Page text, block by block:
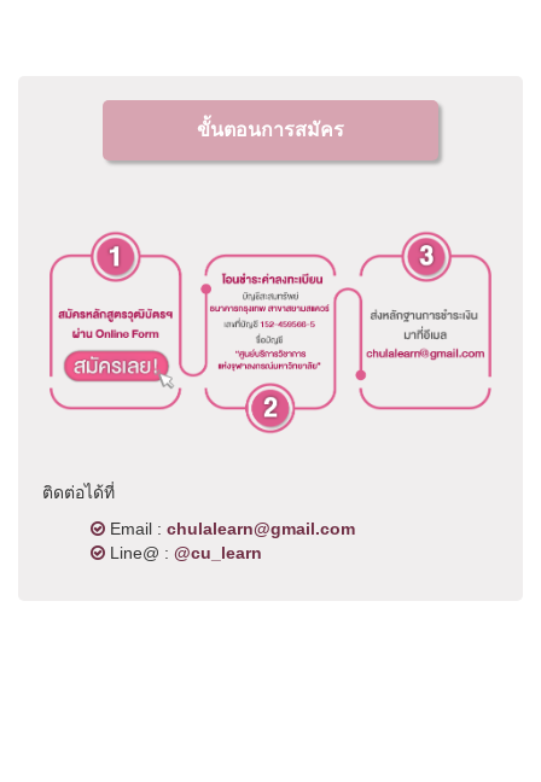
ขั้นตอนการสมัคร
ติดต่อได้ที่
Email : chulalearn@gmail.com
Line@ : @cu_learn